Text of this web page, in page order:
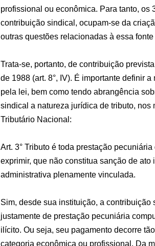
profissional ou econômica. Para tanto, os
contribuição sindical, ocupam-se da
outras questões relacionadas à essa
Trata-se, portanto, de contribuição
de 1988 (art. 8°, IV). É importante definir
pela lei, bem como tendo abrangência
sindical a natureza jurídica de tributo,
Tributário Nacional:
Art. 3° Tributo é toda prestação
exprimir, que não constitua sanção de
administrativa plenamente vinculada.
Sim, desde sua instituição, a contribuição
justamente de prestação pecuniária
ilícito. Ou seja, seu pagamento decorre
categoria econômica ou profissional. Da